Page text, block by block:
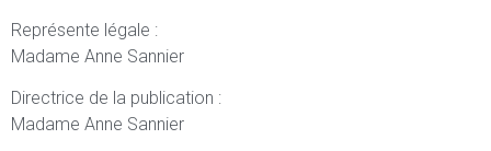
Représente légale :
Madame Anne Sannier
Directrice de la publication :
Madame Anne Sannier